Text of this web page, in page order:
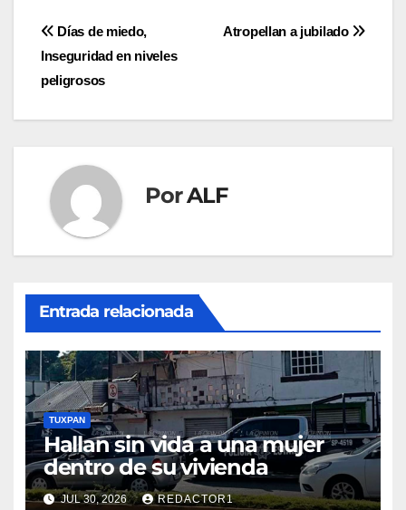
Navegación
de
entradas
Atropellan a jubilado
Días de miedo,
Inseguridad en niveles
peligrosos
PorALF
Entrada relacionada
TUXPAN
Hallan sin vida a una mujer
dentro de su vivienda
JUL 30, 2026 REDACTOR1